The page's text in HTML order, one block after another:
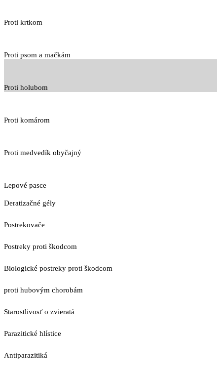
Proti krtkom
Proti psom a mačkám
Proti holubom
Proti komárom
Proti medvedík obyčajný
Lepové pasce
Deratizačné gély
Postrekovače
Postreky proti škodcom
Biologické postreky proti škodcom
proti hubovým chorobám
Starostlivosť o zvieratá
Parazitické hlístice
Antiparazitiká